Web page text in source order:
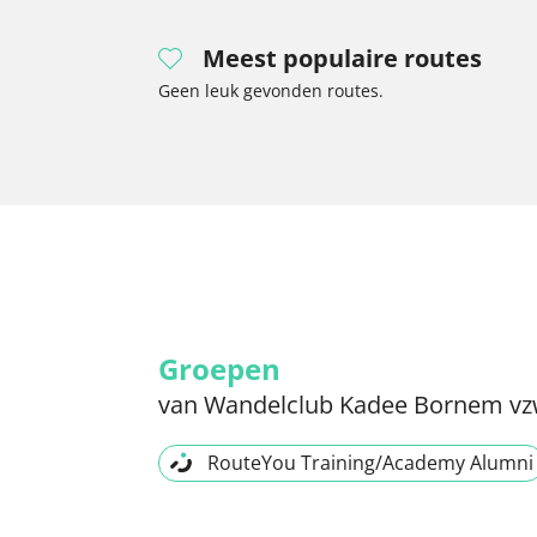
Meest populaire routes
Geen leuk gevonden routes.
Groepen
van Wandelclub Kadee Bornem
RouteYou Training/Academy Alumni